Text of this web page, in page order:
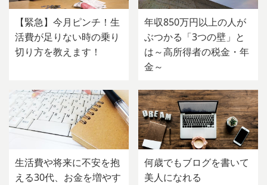
【緊急】今月ピンチ！生
活費が足りない時の乗り
切り方を教えます！
年収850万円以上の人が
ぶつかる「3つの壁」と
は～高所得者の税金・年
金～
生活費や将来に不安を抱
える30代、お金を増やす
何歳でもブログを書いて
美人になれる